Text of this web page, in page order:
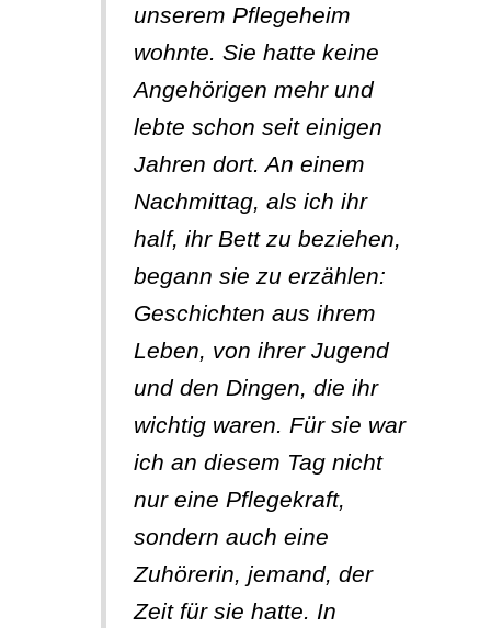
unserem Pflegeheim
wohnte. Sie hatte keine
Angehörigen mehr und
lebte schon seit einigen
Jahren dort. An einem
Nachmittag, als ich ihr
half, ihr Bett zu beziehen,
begann sie zu erzählen:
Geschichten aus ihrem
Leben, von ihrer Jugend
und den Dingen, die ihr
wichtig waren. Für sie war
ich an diesem Tag nicht
nur eine Pflegekraft,
sondern auch eine
Zuhörerin, jemand, der
Zeit für sie hatte. In